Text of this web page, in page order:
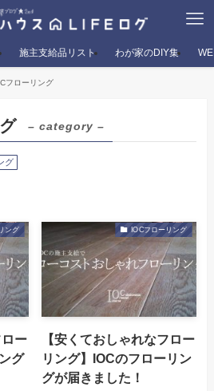
施主支給品リスト わが家のDIY集
フローリング
– category –
グ
ング
ロー
グ
IOCフローリング
【安くておしゃれなフロー
リング】IOCのフローリン
グが届きました！